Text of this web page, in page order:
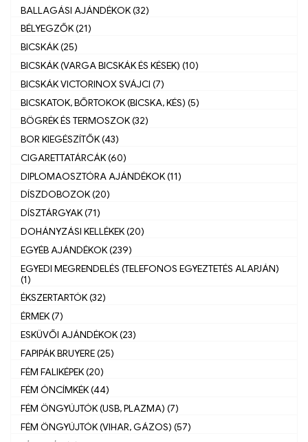
BALLAGÁSI AJÁNDÉKOK (32)
BÉLYEGZŐK (21)
BICSKÁK (25)
BICSKÁK (VARGA BICSKÁK ÉS KÉSEK) (10)
BICSKÁK VICTORINOX SVÁJCI (7)
BICSKATOK, BŐRTOKOK (BICSKA, KÉS) (5)
BÖGRÉK ÉS TERMOSZOK (32)
BOR KIEGÉSZÍTŐK (43)
CIGARETTATÁRCÁK (60)
DIPLOMAOSZTÓRA AJÁNDÉKOK (11)
DÍSZDOBOZOK (20)
DÍSZTÁRGYAK (71)
DOHÁNYZÁSI KELLÉKEK (20)
EGYÉB AJÁNDÉKOK (239)
EGYEDI MEGRENDELÉS (TELEFONOS EGYEZTETÉS ALAPJÁN)
(1)
ÉKSZERTARTÓK (32)
ÉRMEK (7)
ESKÜVŐI AJÁNDÉKOK (23)
FAPIPÁK BRUYERE (25)
FÉM FALIKÉPEK (20)
FÉM ÓNCÍMKÉK (44)
FÉM ÖNGYÚJTÓK (USB, PLAZMA) (7)
FÉM ÖNGYÚJTÓK (VIHAR, GÁZOS) (57)